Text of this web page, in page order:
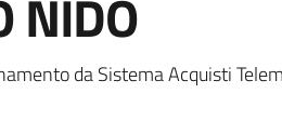
NIDO
da Sistema Acquisti